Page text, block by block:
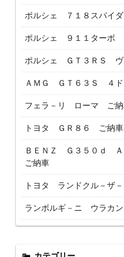
ポルシェ ７１８スパイ
ポルシェ ９１１ターボ
ポルシェ ＧＴ３ＲＳ ヴ
ＡＭＧ ＧＴ６３Ｓ ４
フェラ－リ ローマ ご納
トヨタ ＧＲ８６ ご納車
ＢＥＮＺ Ｇ３５０ｄ
ご納車
トヨタ ランドクル－ザ
ランボルギ－ニ ウラカ